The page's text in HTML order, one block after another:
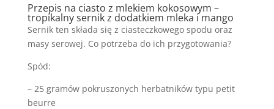
Przepis na ciasto z mlekiem kokosowym –
tropikalny sernik z dodatkiem mleka i mango
Sernik ten składa się z ciasteczkowego spodu oraz
masy serowej. Co potrzeba do ich przygotowania?
Spód:
– 25 gramów pokruszonych herbatników typu petit
beurre